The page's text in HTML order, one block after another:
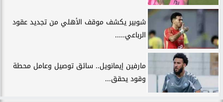
شوبير يكشف موقف الأهلي من تجديد عقود
الرباعي.....
مارفين إيمانويل.. سائق توصيل وعامل محطة
وقود يحقق...